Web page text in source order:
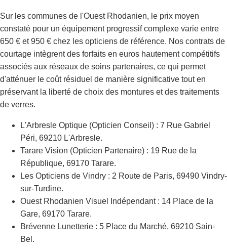
Sur les communes de l'Ouest Rhodanien, le prix moyen
constaté pour un équipement progressif complexe varie entre
650 € et 950 € chez les opticiens de référence. Nos contrats de
courtage intègrent des forfaits en euros hautement compétitifs
associés aux réseaux de soins partenaires, ce qui permet
d'atténuer le coût résiduel de manière significative tout en
préservant la liberté de choix des montures et des traitements
de verres.
L'Arbresle Optique (Opticien Conseil) : 7 Rue Gabriel
Péri, 69210 L'Arbresle.
Tarare Vision (Opticien Partenaire) : 19 Rue de la
République, 69170 Tarare.
Les Opticiens de Vindry : 2 Route de Paris, 69490 Vindry-
sur-Turdine.
Ouest Rhodanien Visuel Indépendant : 14 Place de la
Gare, 69170 Tarare.
Brévenne Lunetterie : 5 Place du Marché, 69210 Sain-
Bel.